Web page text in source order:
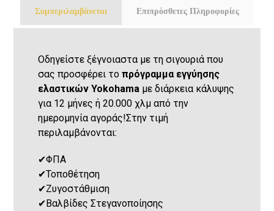
Συμπεριλαμβάνεται Επιπρόσθετες Πληροφορίες
Οδηγείστε ξέγνοιαστα με τη σιγουριά που
σας προσφέρει τοπρόγραμμα εγγύησης
ελαστικών Yokohama με διάρκεια κάλυψης
για 12 μήνες ή 20.000 χλμ από την
ημερομηνία αγοράς!Στην τιμή
περιλαμβάνονται:
✔ΦΠΑ
✔Τοποθέτηση
✔Ζυγοστάθμιση
✔Βαλβίδες Στεγανοποίησης